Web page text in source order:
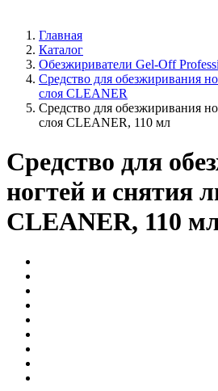
Главная
Каталог
Обезжириватели Gel-Off
Cредство для обезжиривания
слоя CLEANER
Средство для обезжиривания
слоя CLEANER, 110 мл
Средство для
ногтей и снятия
CLEANER, 110